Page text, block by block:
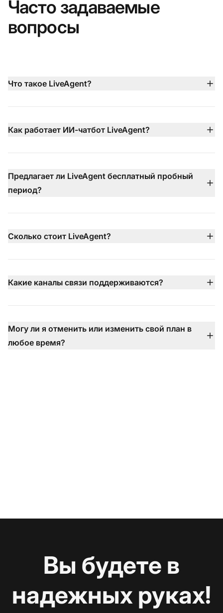
Часто задаваемые
вопросы
Что такое LiveAgent?
чат, ИИ-чатбот, электронные обращения, встроенный
управление базой знаний в едином дашборде, чтобы
эффективную поддержку.
Как работает ИИ-чатбот LiveAgent?
документы для мгновенного ответа на
распространённые вопросы. Когда проблемы более
агентам с полным контекстом.
Предлагает ли LiveAgent бесплатный пробный
период?
позволяя протестировать все функции перед
Сколько стоит LiveAgent?
тарифами, включая планы Small, Medium, Large и
функции, такие как колл-центр, интеграция
Какие каналы связи поддерживаются?
Facebook, X, Instagram, WhatsApp, Viber, контактные
формы Telegram, базу знаний и многое другое — всё
Могу ли я отменить или изменить свой план в
любое время?
Вы будете в
надежных руках!